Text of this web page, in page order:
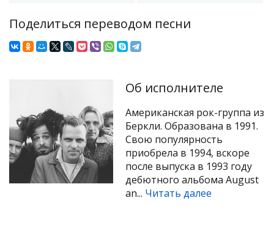
Поделиться переводом песни
Об исполнителе
Американская рок-группа из
Беркли. Образована в 1991.
Свою популярность
приобрела в 1994, вскоре
после выпуска в 1993 году
дебютного альбома August
an... Читать далее